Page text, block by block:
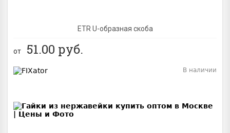
ETR U-образная скоба
от 51.00 руб.
В наличии